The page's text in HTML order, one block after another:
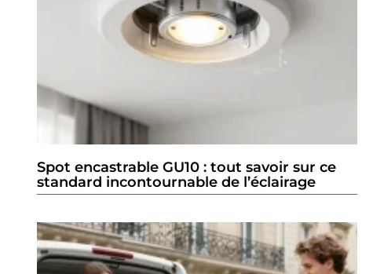
Spot encastrable GU10 : tout savoir sur ce
standard incontournable de l’éclairage